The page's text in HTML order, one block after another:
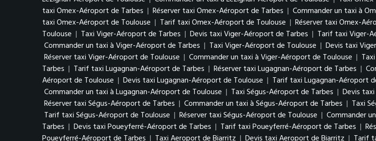
taxi Omex-Aéroport de Tarbes | Réserver taxi Omex-Aéroport de Tarbes | Commander un taxi à
taxi Omex-Aéroport de Toulouse | Tarif taxi Omex-Aéroport de Toulouse | Réserver taxi Omex-
Toulouse | Taxi Viger-Aéroport de Tarbes | Devis taxi Viger-Aéroport de Tarbes | Tarif taxi Viger-
Commander un taxi à Viger-Aéroport de Tarbes | Taxi Viger-Aéroport de Toulouse | Devis taxi
Réserver taxi Viger-Aéroport de Toulouse | Commander un taxi à Viger-Aéroport de Toulouse |
Tarbes | Tarif taxi Lugagnan-Aéroport de Tarbes | Réserver taxi Lugagnan-Aéroport de Tarbes |
Aéroport de Toulouse | Devis taxi Lugagnan-Aéroport de Toulouse | Tarif taxi Lugagnan-Aéroport
Commander un taxi à Lugagnan-Aéroport de Toulouse | Taxi Ségus-Aéroport de Tarbes | Devis
Réserver taxi Ségus-Aéroport de Tarbes | Commander un taxi à Ségus-Aéroport de Tarbes | Taxi
Tarif taxi Ségus-Aéroport de Toulouse | Réserver taxi Ségus-Aéroport de Toulouse | Commander
Tarbes | Devis taxi Poueyferré-Aéroport de Tarbes | Tarif taxi Poueyferré-Aéroport de Tarbes |